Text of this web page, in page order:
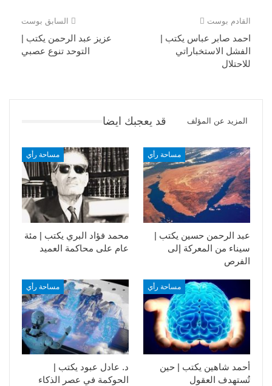
السابق بوست
عزيز عبد الرحمن يكتب |
التوحد تنوع عصبي
القادم بوست
احمد صابر عباس يكتب |
الفشل الاستخباراتي
للاحتلال
قد يعجبك ايضا المزيد عن المؤلف
مساحة رأي
محمد فؤاد البري يكتب | مئة
عام على محاكمة العميد
مساحة رأي
عبد الرحمن حسين يكتب |
سيناء من المعركة إلى
الفرص
مساحة رأي
د. عادل عبود يكتب |
الحوكمة في عصر الذكاء
مساحة رأي
أحمد شاهين يكتب | حين
تُستهدف العقول